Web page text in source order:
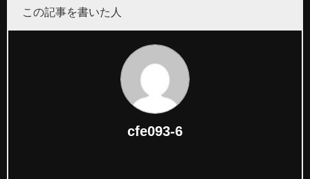
この記事を書いた人
cfe093-6